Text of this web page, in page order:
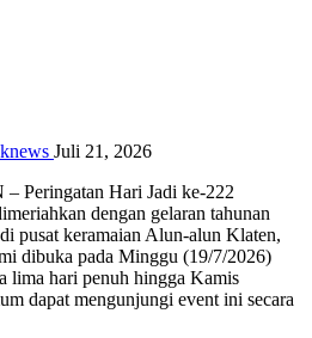
Juli 21, 2026
Peringatan Hari Jadi ke-222
dengan gelaran tahunan
pusat keramaian Alun-alun Klaten,
dibuka pada Minggu (19/7/2026)
lima hari penuh hingga Kamis
dapat mengunjungi event ini secara